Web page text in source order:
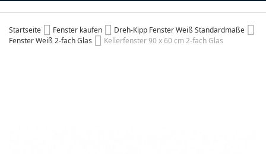
Startseite Fenster kaufen
Dreh-Kipp Fenster Weiß Standardmaße
Fenster Weiß 2-fach Glas
Kellerfenster 90 x 60 cm 2-fach Glas